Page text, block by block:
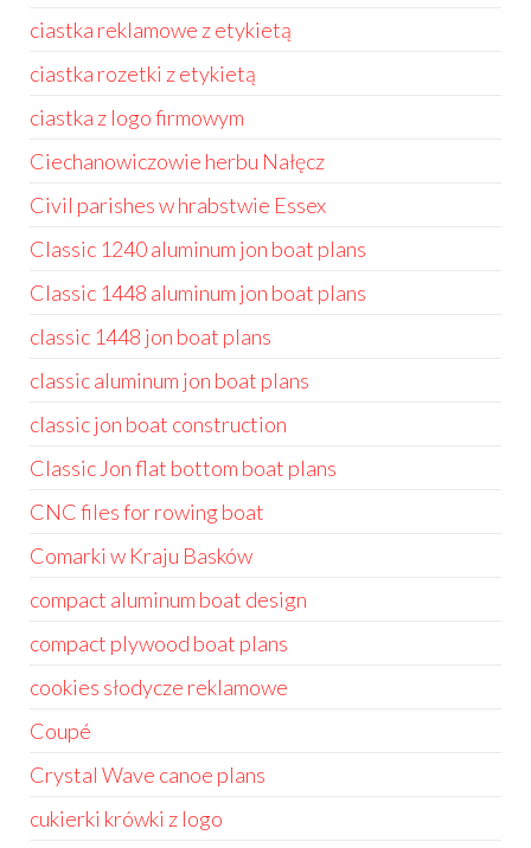
ciastka reklamowe z etykietą
ciastka rozetki z etykietą
ciastka z logo firmowym
Ciechanowiczowie herbu Nałęcz
Civil parishes w hrabstwie Essex
Classic 1240 aluminum jon boat plans
Classic 1448 aluminum jon boat plans
classic 1448 jon boat plans
classic aluminum jon boat plans
classic jon boat construction
Classic Jon flat bottom boat plans
CNC files for rowing boat
Comarki w Kraju Basków
compact aluminum boat design
compact plywood boat plans
cookies słodycze reklamowe
Coupé
Crystal Wave canoe plans
cukierki krówki z logo